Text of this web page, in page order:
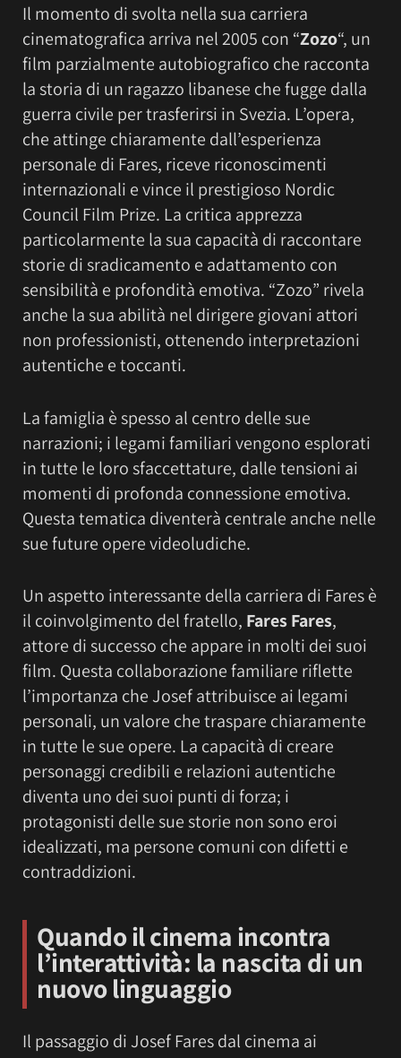
Il momento di svolta nella sua carriera
cinematografica arriva nel 2005 con “Zozo“, un
film parzialmente autobiografico che racconta
la storia di un ragazzo libanese che fugge dalla
guerra civile per trasferirsi in Svezia. L’opera,
che attinge chiaramente dall’esperienza
personale di Fares, riceve riconoscimenti
internazionali e vince il prestigioso Nordic
Council Film Prize. La critica apprezza
particolarmente la sua capacità di raccontare
storie di sradicamento e adattamento con
sensibilità e profondità emotiva. “Zozo” rivela
anche la sua abilità nel dirigere giovani attori
non professionisti, ottenendo interpretazioni
autentiche e toccanti.
La famiglia è spesso al centro delle sue
narrazioni; i legami familiari vengono esplorati
in tutte le loro sfaccettature, dalle tensioni ai
momenti di profonda connessione emotiva.
Questa tematica diventerà centrale anche nelle
sue future opere videoludiche.
Un aspetto interessante della carriera di Fares è
il coinvolgimento del fratello, Fares Fares,
attore di successo che appare in molti dei suoi
film. Questa collaborazione familiare riflette
l’importanza che Josef attribuisce ai legami
personali, un valore che traspare chiaramente
in tutte le sue opere. La capacità di creare
personaggi credibili e relazioni autentiche
diventa uno dei suoi punti di forza; i
protagonisti delle sue storie non sono eroi
idealizzati, ma persone comuni con difetti e
contraddizioni.
Quando il cinema incontra
l’interattività: la nascita di un
nuovo linguaggio
Il passaggio di Josef Fares dal cinema ai